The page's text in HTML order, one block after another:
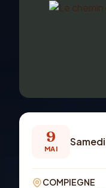
9
MAI
COMPIEGNE